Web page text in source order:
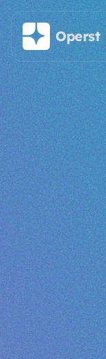
Saltar al contenido
Operst